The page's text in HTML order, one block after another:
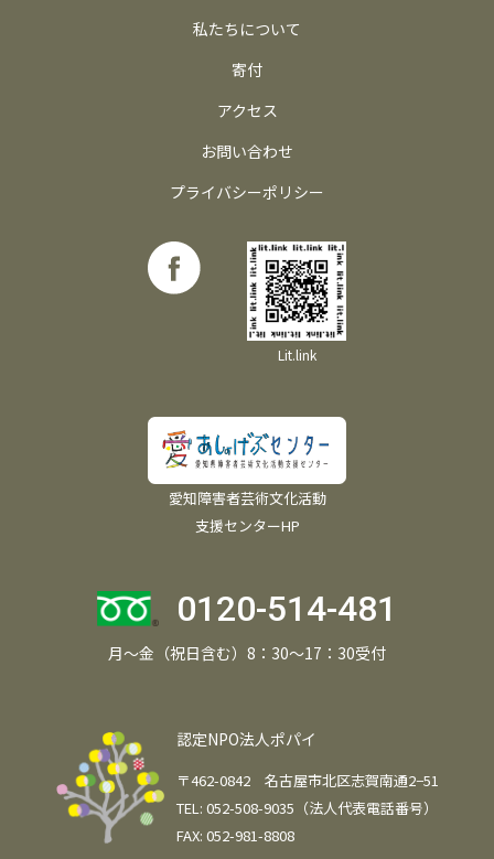
私たちについて
寄付
アクセス
お問い合わせ
プライバシーポリシー
Lit.link
愛知障害者芸術文化活動
支援センターHP
0120-514-481
月～金（祝日含む）8：30～17：30受付
認定NPO法人ポパイ
〒462-0842 名古屋市北区志賀南通2−51
TEL: 052-508-9035（法人代表電話番号）
FAX: 052-981-8808